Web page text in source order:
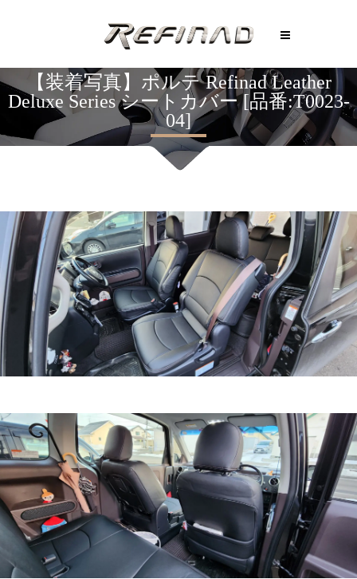
【装着写真】ポルテ Refinad Leather
Deluxe Series シートカバー [品番:T0023-
04]